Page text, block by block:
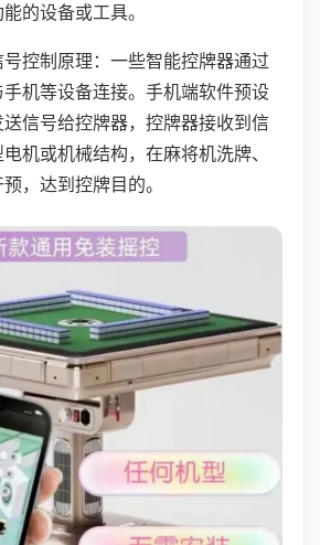
的设备或工具。
控制原理：一些智能控牌器通过
机等设备连接。手机端软件预设
信号给控牌器，控牌器接收到信
机或机械结构，在麻将机洗牌、
，达到控牌目的。